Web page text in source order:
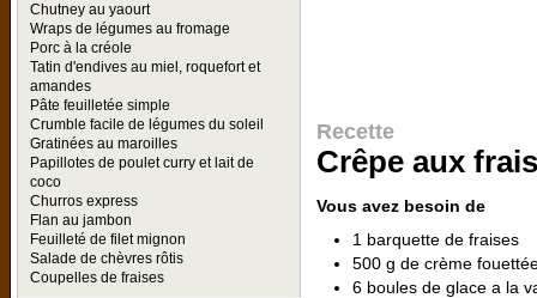
Chutney au yaourt
Wraps de légumes au fromage
Porc à la créole
Tatin d'endives au miel, roquefort et
amandes
Pâte feuilletée simple
Crumble facile de légumes du soleil
Gratinées au maroilles
Papillotes de poulet curry et lait de
coco
Churros express
Flan au jambon
Feuilleté de filet mignon
Salade de chèvres rôtis
Coupelles de fraises
Recette
Crêpe aux
Vous avez besoin de
1 barquette de fraises
500 g de crème
6 boules de glace a la